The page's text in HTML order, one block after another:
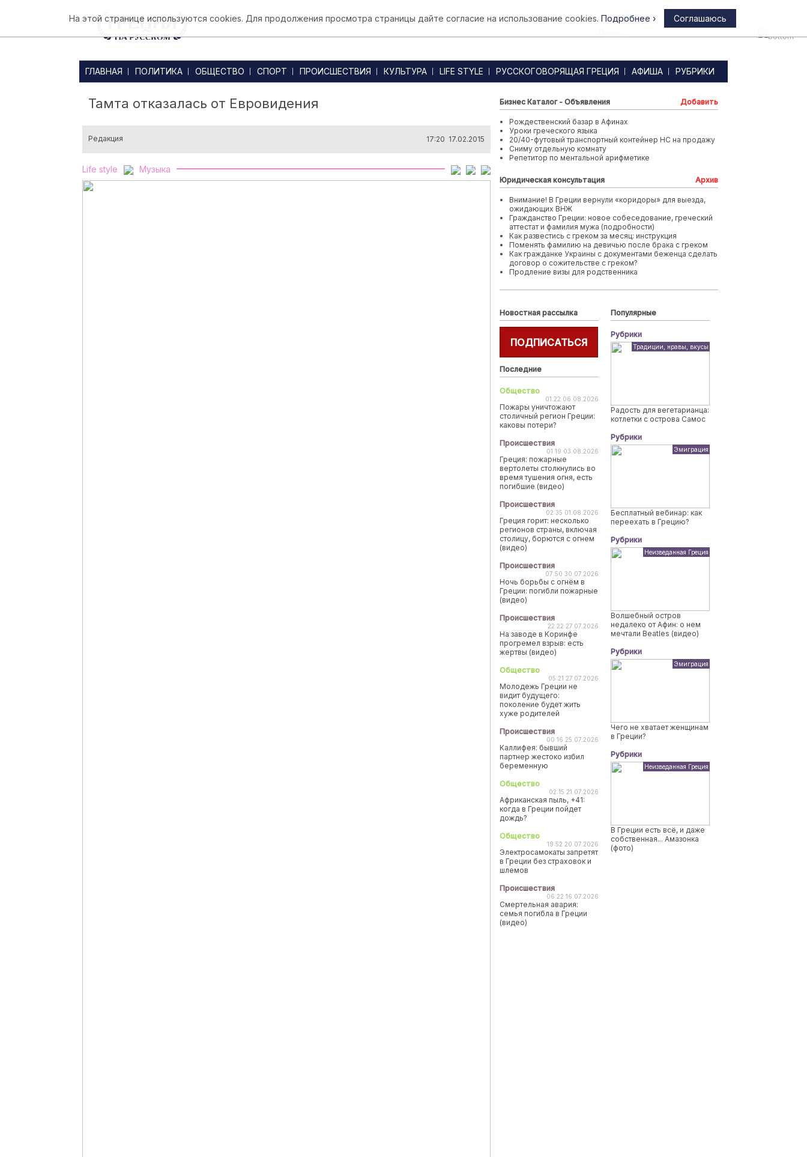
Афины
ГЛАВНАЯ ПОЛИТИКА ОБЩЕСТВО СПОРТ ПРОИСШЕСТВИЯ КУЛЬТУРА LIFE STYLE РУССКОГОВОРЯЩАЯ ГРЕЦИЯ АФИША РУБРИКИ
Тамта отказалась от Евровидения
Редакция 17:20 17.02.2015
Life style Музыка
Бизнес Каталог - Объявления Добавить
Рождественский базар в Афинах
Уроки греческого языка
20/40-футовый транспортный контейнер HC на продажу
Сниму отдельную комнату
Репетитор по ментальной арифметике
Юридическая консультация Архив
Внимание! В Греции вернули «коридоры» для выезда,
ожидающих ВНЖ
Гражданство Греции: новое собеседование, греческий
аттестат и фамилия мужа (подробности)
Как развестись с греком за месяц: инструкция
Поменять фамилию на девичью после брака с греком
Как гражданке Украины с документами беженца сделать
договор о сожительстве с греком?
Продление визы для родственника
Новостная рассылка
ПОДПИСАТЬСЯ
Последние
Общество
01:22 06.08.2026
Пожары уничтожают
столичный регион Греции:
каковы потери?
Происшествия
01:19 03.08.2026
Греция: пожарные
вертолеты столкнулись во
время тушения огня, есть
погибшие (видео)
Происшествия
02:35 01.08.2026
Греция горит: несколько
регионов страны, включая
столицу, борются с огнем
(видео)
Происшествия
07:50 30.07.2026
Ночь борьбы с огнём в
Греции: погибли пожарные
(видео)
Происшествия
22:22 27.07.2026
На заводе в Коринфе
прогремел взрыв: есть
жертвы (видео)
Общество
05:21 27.07.2026
Молодежь Греции не
видит будущего:
поколение будет жить
хуже родителей
Происшествия
00:16 25.07.2026
Каллифея: бывший
партнер жестоко избил
беременную
Общество
02:15 21.07.2026
Африканская пыль, +41:
когда в Греции пойдет
дождь?
Общество
19:52 20.07.2026
Электросамокаты запретят
в Греции без страховок и
шлемов
Происшествия
06:22 16.07.2026
Смертельная авария:
семья погибла в Греции
(видео)
Популярные
Рубрики
Традиции, нравы, вкусы
Радость для вегетарианца:
котлетки с острова Самос
Рубрики
Эмиграция
Бесплатный вебинар: как
переехать в Грецию?
Рубрики
Неизведанная Греция
Волшебный остров
недалеко от Афин: о нем
мечтали Beatles (видео)
Рубрики
Эмиграция
Чего не хватает женщинам
в Греции?
Рубрики
Неизведанная Греция
В Греции есть всё, и даже
собственная... Амазонка
(фото)
На этой странице используются cookies. Для продолжения просмотра страницы дайте согласие на использование cookies. Подробнее › Соглашаюсь